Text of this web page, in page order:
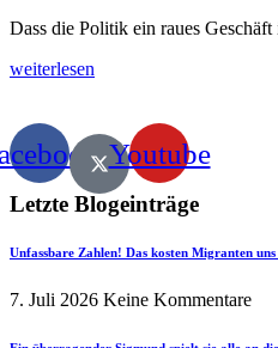
Dass die Politik ein raues
weiterlesen
Youtube
Letzte Blogeinträge
Unfassbare Zahlen! Das kosten Migranten
7. Juli 2026 Keine Kommentare